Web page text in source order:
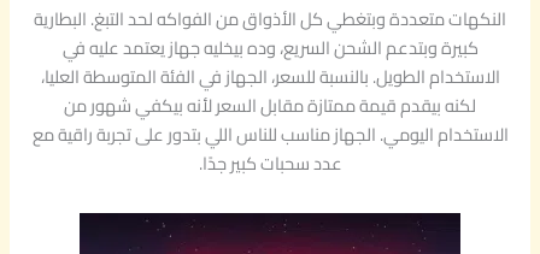
النكهات متعددة وبتغطي كل الأذواق من الفواكه لحد التبغ. البطارية
كبيرة وبتدعم الشحن السريع، وده بيخليه جهاز يعتمد عليه في
الاستخدام الطويل. بالنسبة للسعر، الجهاز في الفئة المتوسطة العليا،
لكنه بيقدم قيمة ممتازة مقابل السعر لأنه بيكفي شهور من
الاستخدام اليومي. الجهاز مناسب للناس اللي بتدور على تجربة راقية مع
عدد سحبات كبير جدًا.